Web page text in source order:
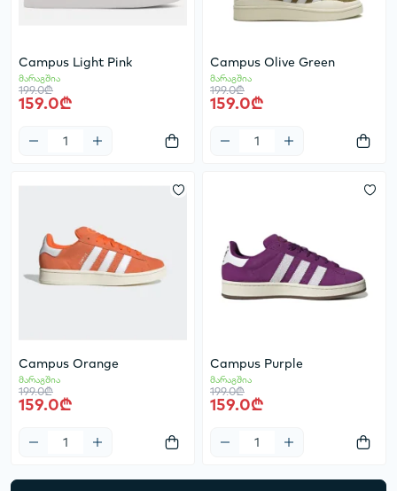
Campus Light Pink
მარაგშია
199.0₾
159.0₾
Campus Olive Green
მარაგშია
199.0₾
159.0₾
Campus Orange
მარაგშია
199.0₾
159.0₾
Campus Purple
მარაგშია
199.0₾
159.0₾